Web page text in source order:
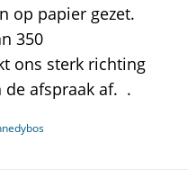
op papier gezet.
350
ons sterk richting
de afspraak af. .